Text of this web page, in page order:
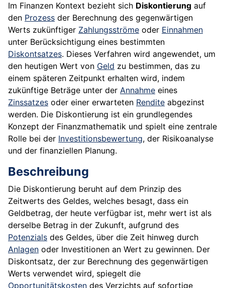
Im Finanzen Kontext bezieht sich Diskontierung auf
den Prozess der Berechnung des gegenwärtigen
Werts zukünftiger Zahlungsströme oder Einnahmen
unter Berücksichtigung eines bestimmten
Diskontsatzes. Dieses Verfahren wird angewendet, um
den heutigen Wert von Geld zu bestimmen, das zu
einem späteren Zeitpunkt erhalten wird, indem
zukünftige Beträge unter der Annahme eines
Zinssatzes oder einer erwarteten Rendite abgezinst
werden. Die Diskontierung ist ein grundlegendes
Konzept der Finanzmathematik und spielt eine zentrale
Rolle bei der Investitionsbewertung, der Risikoanalyse
und der finanziellen Planung.
Beschreibung
Die Diskontierung beruht auf dem Prinzip des
Zeitwerts des Geldes, welches besagt, dass ein
Geldbetrag, der heute verfügbar ist, mehr wert ist als
derselbe Betrag in der Zukunft, aufgrund des
Potenzials des Geldes, über die Zeit hinweg durch
Anlagen oder Investitionen an Wert zu gewinnen. Der
Diskontsatz, der zur Berechnung des gegenwärtigen
Werts verwendet wird, spiegelt die
Opportunitätskosten des Verzichts auf sofortige